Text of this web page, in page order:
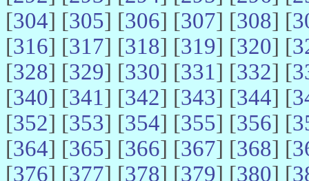
[304] [305] [306] [307] [308] [
[316] [317] [318] [319] [320] [
[328] [329] [330] [331] [332] [
[340] [341] [342] [343] [344] [
[352] [353] [354] [355] [356] [
[364] [365] [366] [367] [368] [
[376] [377] [378] [379] [380] [